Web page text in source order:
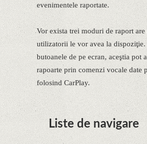
evenimentele raportate.
Vor exista trei moduri de raport are
utilizatorii le vor avea la
butoanele de pe ecran, aceştia pot
rapoarte prin comenzi vocale date
folosind CarPlay.
Liste de navigare